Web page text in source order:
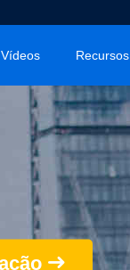
Vídeos Recursos